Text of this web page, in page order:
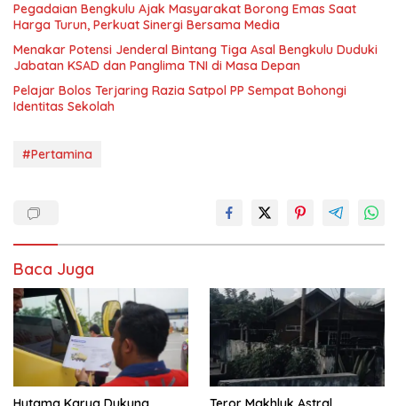
Pegadaian Bengkulu Ajak Masyarakat Borong Emas Saat
Harga Turun, Perkuat Sinergi Bersama Media
Menakar Potensi Jenderal Bintang Tiga Asal Bengkulu Duduki
Jabatan KSAD dan Panglima TNI di Masa Depan
Pelajar Bolos Terjaring Razia Satpol PP Sempat Bohongi
Identitas Sekolah
#Pertamina
Baca Juga